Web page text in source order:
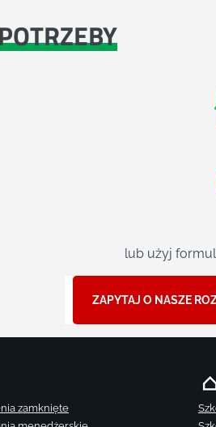
lub użyj
ZAPYTAJ O NASZE
zamknięte